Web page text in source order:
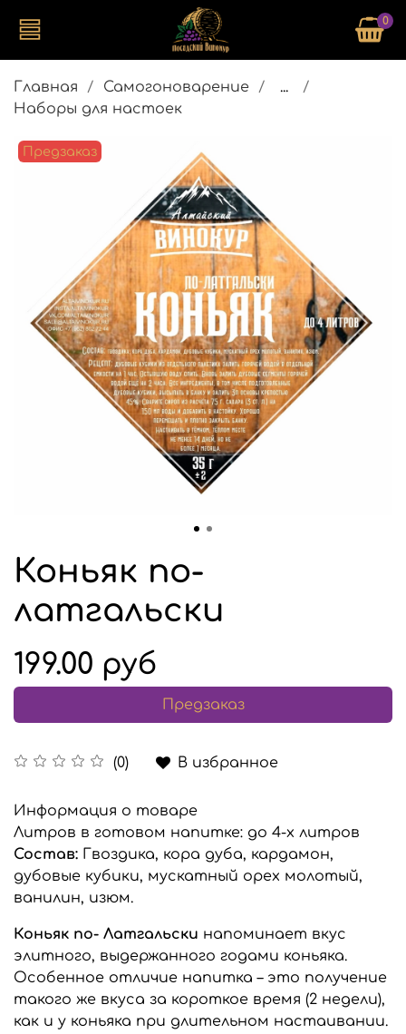
0
Главная Самогоноварение
...
Наборы для настоек
Предзаказ
Коньяк по-
латгальски
(0) В избранное
199.00 руб
Предзаказ
Информация о товаре
Литров в готовом напитке: до 4-х литров
Состав: Гвоздика, кора дуба, кардамон,
дубовые кубики, мускатный орех молотый,
ванилин, изюм.
Коньяк по- Латгальски напоминает вкус
элитного, выдержанного годами коньяка.
Особенное отличие напитка – это получение
такого же вкуса за короткое время (2 недели),
как и у коньяка при длительном настаивании.